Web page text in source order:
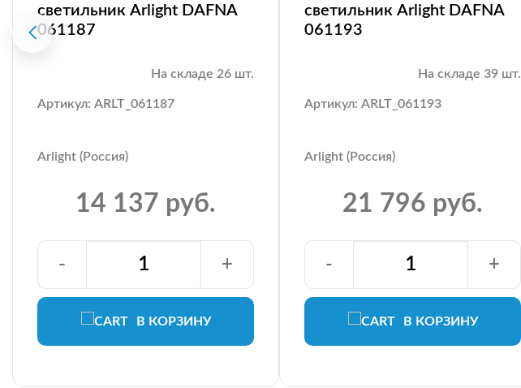
светильник Arlight DAFNA
061187
На складе 26 шт.
Артикул: ARLT_061187
Arlight (Россия)
14 137 руб.
В КОРЗИНУ
- +
светильник Arlight DAFNA
061193
На складе 39 шт.
Артикул: ARLT_061193
Arlight (Россия)
21 796 руб.
В КОРЗИНУ
- +